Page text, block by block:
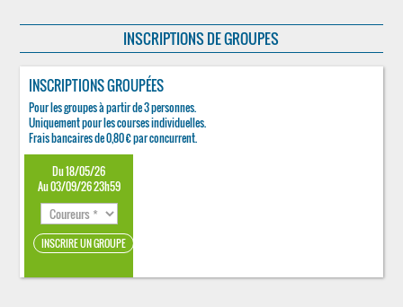
INSCRIPTIONS DE GROUPES
INSCRIPTIONS GROUPÉES
Pour les groupes à partir de 3 personnes.
Uniquement pour les courses individuelles.
Frais bancaires de 0,80 € par concurrent.
Du 18/05/26
Au 03/09/26 23h59